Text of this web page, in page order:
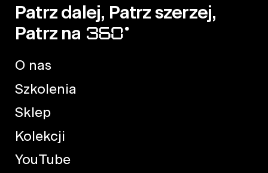
Patrz dalej, Patrz szerzej,
Patrz na
O nas
Szkolenia
Sklep
Kolekcji
YouTube